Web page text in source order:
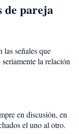
de pareja
señales que
la relación
en discusión, en
el uno al otro.